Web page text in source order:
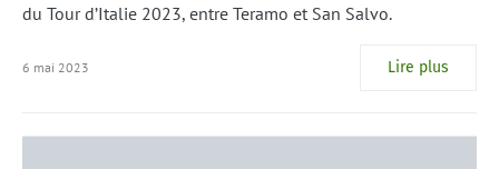
du Tour d’Italie 2023, entre Teramo et San Salvo.
6 mai 2023 Lire plus